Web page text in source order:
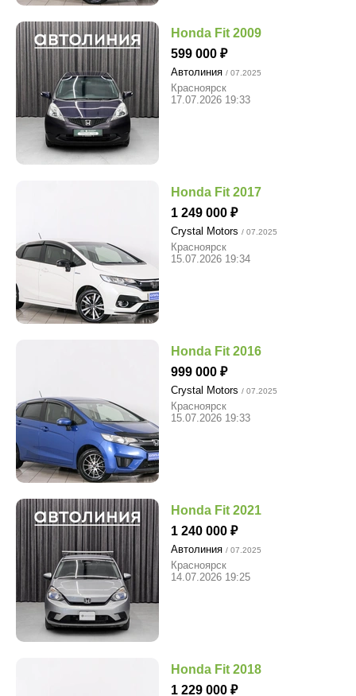
Honda Fit 2009
599 000
Автолиния / 07.2025
Красноярск
17.07.2026 19:33
Honda Fit 2017
1 249 000
Crystal Motors / 07.2025
Красноярск
15.07.2026 19:34
Honda Fit 2016
999 000
Crystal Motors / 07.2025
Красноярск
15.07.2026 19:33
Honda Fit 2021
1 240 000
Автолиния / 07.2025
Красноярск
14.07.2026 19:25
Honda Fit 2018
1 229 000